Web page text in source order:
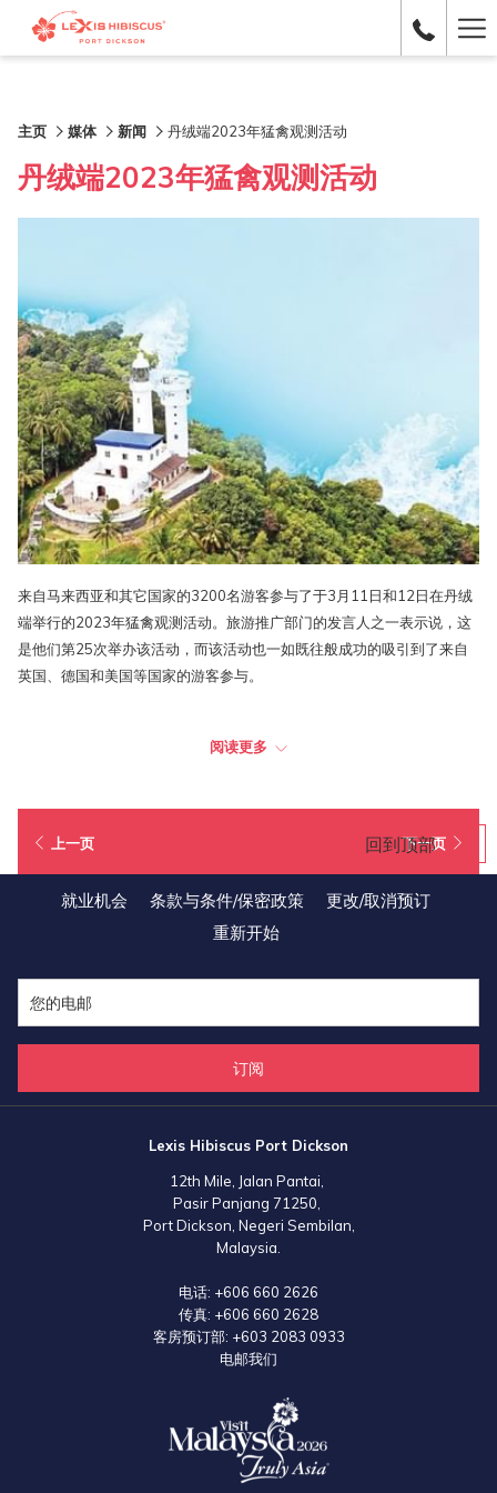
主页 媒体 新闻 丹绒端2023年猛禽观测活动
丹绒端2023年猛禽观测活动
来自马来西亚和其它国家的3200名游客参与了于3月11日和12日在丹绒
端举行的2023年猛禽观测活动。旅游推广部门的发言人之一表示说，这
是他们第25次举办该活动，而该活动也一如既往般成功的吸引到了来自
英国、德国和美国等国家的游客参与。
家能够更近距离，更清楚地观测各种候鸟及捕捉候鸟的翔姿以外，还可以
绒端已被国际鸟盟、国家地理学会和霍克山保护区列为全球最重要的猛禽
观鸟地点之一。
阅读更多
上一页 下一页
回到顶部
就业机会 条款与条件/保密政策
更改/取消预订
重新开始
订阅
Lexis Hibiscus Port Dickson
12th Mile, Jalan Pantai,
Pasir Panjang 71250,
Port Dickson, Negeri Sembilan,
Malaysia.
电话: +606 660 2626
传真: +606 660 2628
客房预订部: +603 2083 0933
电邮我们